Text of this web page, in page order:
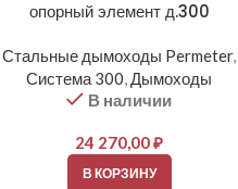
опорный элемент д.300
Стальные дымоходы Permeter,
Система 300,Дымоходы
В наличии
24 270,00₽
В КОРЗИНУ